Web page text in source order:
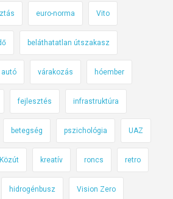
euro-norma Vito
beláthatatlan útszakasz
várakozás hóember
fejlesztés infrastruktúra
betegség pszichológia UAZ
kreatív roncs retro
hidrogénbusz Vision Zero